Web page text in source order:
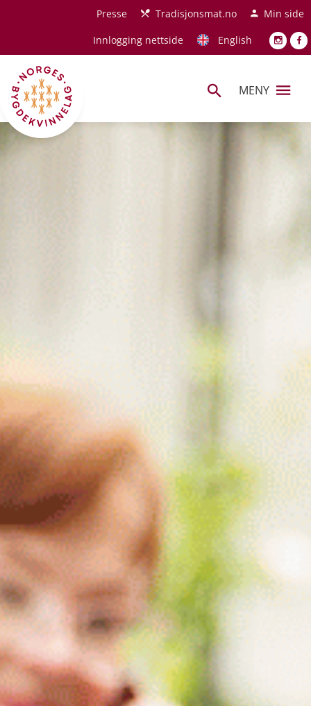
Hopp til hovedinnholdPresse Tradisjonsmat.no
Min side
Innlogging nettside
English
MENY